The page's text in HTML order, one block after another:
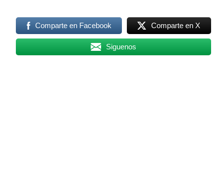
Comparte en Facebook Comparte en X
Siguenos